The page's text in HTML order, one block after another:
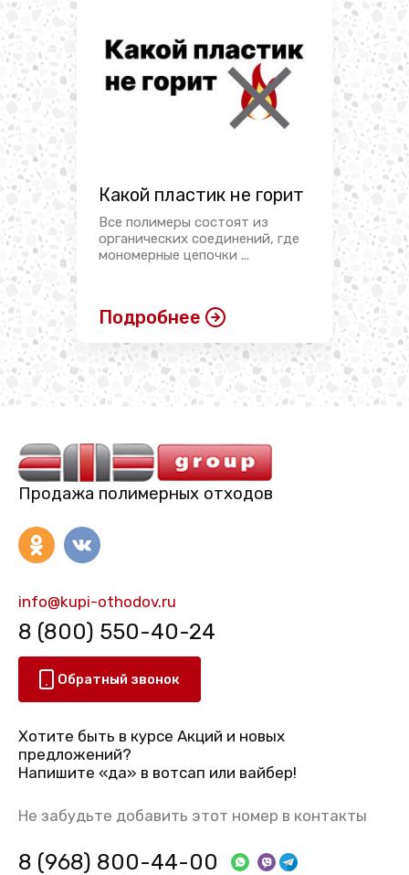
Какой пластик не горит
Все полимеры состоят из
органических соединений, где
мономерные цепочки ...
Подробнее
Продажа полимерных отходов
info@kupi-othodov.ru
8 (800) 550-40-24
Обратный звонок
Хотите быть в курсе Акций и новых
предложений?
Напишите «да» в вотсап или вайбер!
Не забудьте добавить этот номер в контакты
8 (968) 800-44-00